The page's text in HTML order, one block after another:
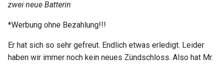
zwei neue Batterin
*Werbung ohne Bezahlung!!!
Er hat sich so sehr gefreut. Endlich etwas erledigt. Leider
haben wir immer noch kein neues Zündschloss. Also hat Mr.